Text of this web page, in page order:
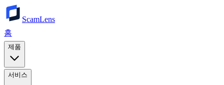
ScamLens
홈
제품
서비스